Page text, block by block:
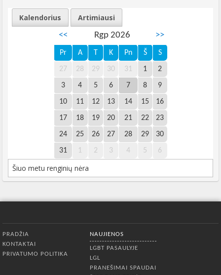
Kalendorius
Artimiausi
<<
Rgp 2026 >>
Pr A T K Pn Š S
27 28 29 30 31 1 2
3 4 5 6 7 8 9
10 11 12 13 14 15 16
17 18 19 20 21 22 23
24 25 26 27 28 29 30
31 1 2 3 4 5 6
Šiuo metu renginių nėra
PRADŽIA
KONTAKTAI
PRIVATUMO POLITIKA
NAUJIENOS
LGBT PASAULYJE
LGL
PRANEŠIMAI SPAUDAI